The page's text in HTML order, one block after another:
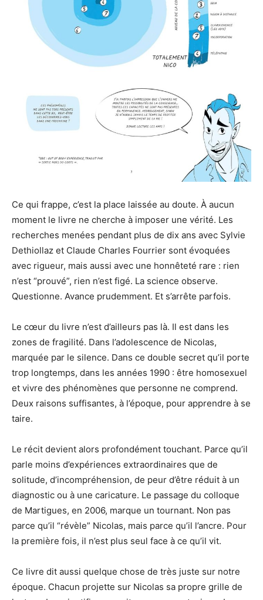
Ce qui frappe, c’est la place laissée au doute. À aucun
moment le livre ne cherche à imposer une vérité. Les
recherches menées pendant plus de dix ans avec Sylvie
Dethiollaz et Claude Charles Fourrier sont évoquées
avec rigueur, mais aussi avec une honnêteté rare : rien
n’est “prouvé”, rien n’est figé. La science observe.
Questionne. Avance prudemment. Et s’arrête parfois.
Le cœur du livre n’est d’ailleurs pas là. Il est dans les
zones de fragilité. Dans l’adolescence de Nicolas,
marquée par le silence. Dans ce double secret qu’il porte
trop longtemps, dans les années 1990 : être homosexuel
et vivre des phénomènes que personne ne comprend.
Deux raisons suffisantes, à l’époque, pour apprendre à se
taire.
Le récit devient alors profondément touchant. Parce qu’il
parle moins d’expériences extraordinaires que de
solitude, d’incompréhension, de peur d’être réduit à un
diagnostic ou à une caricature. Le passage du colloque
de Martigues, en 2006, marque un tournant. Non pas
parce qu’il “révèle” Nicolas, mais parce qu’il l’ancre. Pour
la première fois, il n’est plus seul face à ce qu’il vit.
Ce livre dit aussi quelque chose de très juste sur notre
époque. Chacun projette sur Nicolas sa propre grille de